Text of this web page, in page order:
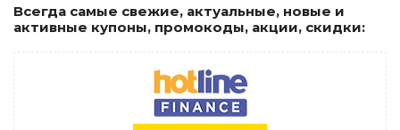
Всегда самые свежие, актуальные, новые и
активные купоны, промокоды, акции, скидки: